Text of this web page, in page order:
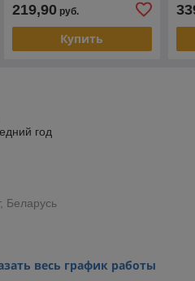
219,90руб.
Купить
год
Беларусь
весь график работы